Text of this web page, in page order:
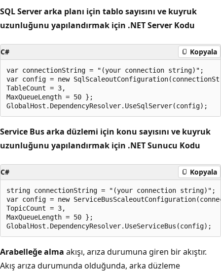
SQL Server arka planı için tablo sayısını ve kuyruk
uzunluğunu yapılandırmak için .NET Server Kodu
C# Kopyala
var connectionString = "(your connection string)";
var config = new
TableCount = 3,
MaxQueueLength = 50 };
Service Bus arka düzlemi için konu sayısını ve kuyruk
uzunluğunu yapılandırmak için .NET Sunucu Kodu
C# Kopyala
string connectionString = "(your connection string)";
var config = new
TopicCount = 3,
MaxQueueLength = 50 };
Arabelleğe alma akışı, arıza durumuna giren bir akıştır.
Akış arıza durumunda olduğunda, arka düzleme